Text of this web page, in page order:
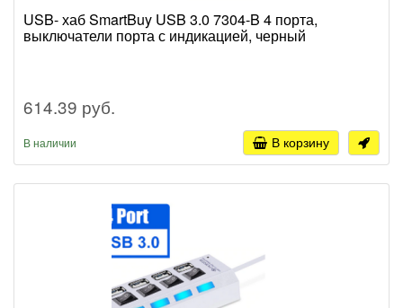
USB- хаб SmartBuy USB 3.0 7304-B 4 порта,
выключатели порта с индикацией, черный
614.39 руб.
В наличии В корзину